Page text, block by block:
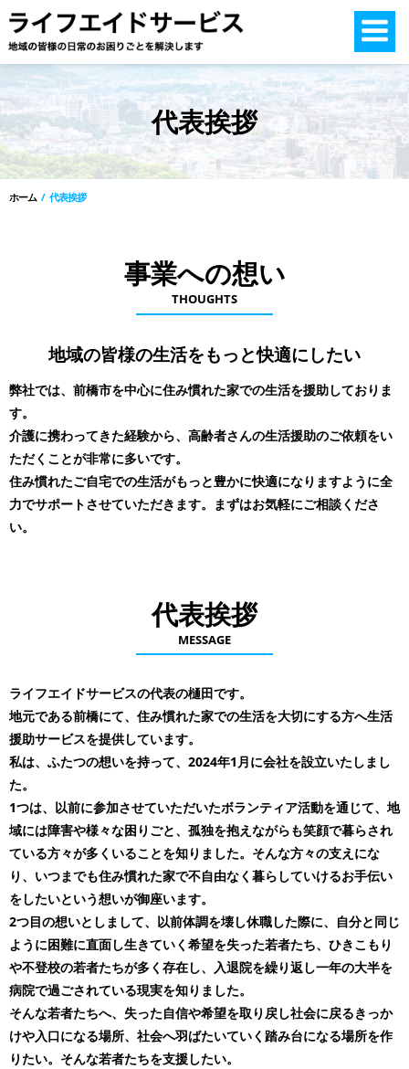
コ
ン
ツ
へ
ス
キ
代表挨拶
ホーム 代表挨拶
事業への想い
THOUGHTS
地域の皆様の生活をもっと快適にしたい
弊社では、前橋市を中心に住み慣れた家での生活を援助しておりま
す。
介護に携わってきた経験から、高齢者さんの生活援助のご依頼をい
ただくことが非常に多いです。
住み慣れたご自宅での生活がもっと豊かに快適になりますように全
力でサポートさせていただきます。まずはお気軽にご相談くださ
い。
代表挨拶
MESSAGE
ライフエイドサービスの代表の樋田です。
地元である前橋にて、住み慣れた家での生活を大切にする方へ生活
援助サービスを提供しています。
私は、ふたつの想いを持って、2024年1月に会社を設立いたしまし
た。
1つは、以前に参加させていただいたボランティア活動を通じて、地
域には障害や様々な困りごと、孤独を抱えながらも笑顔で暮らされ
ている方々が多くいることを知りました。そんな方々の支えにな
り、いつまでも住み慣れた家で不自由なく暮らしていけるお手伝い
をしたいという想いが御座います。
2つ目の想いとしまして、以前体調を壊し休職した際に、自分と同じ
ように困難に直面し生きていく希望を失った若者たち、ひきこもり
や不登校の若者たちが多く存在し、入退院を繰り返し一年の大半を
病院で過ごされている現実を知りました。
そんな若者たちへ、失った自信や希望を取り戻し社会に戻るきっか
けや入口になる場所、社会へ羽ばたいていく踏み台になる場所を作
りたい。そんな若者たちを支援したい。